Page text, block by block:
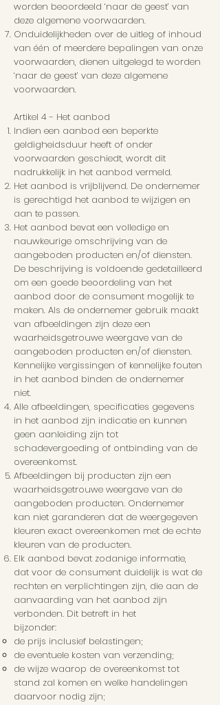
worden beoordeeld ‘naar de geest’ van
deze algemene voorwaarden.
Onduidelijkheden over de uitleg of inhoud
van één of meerdere bepalingen van onze
voorwaarden, dienen uitgelegd te worden
‘naar de geest’ van deze algemene
voorwaarden.
Artikel 4 - Het aanbod
Indien een aanbod een beperkte
geldigheidsduur heeft of onder
voorwaarden geschiedt, wordt dit
nadrukkelijk in het aanbod vermeld.
Het aanbod is vrijblijvend. De ondernemer
is gerechtigd het aanbod te wijzigen en
aan te passen.
Het aanbod bevat een volledige en
nauwkeurige omschrijving van de
aangeboden producten en/of diensten.
De beschrijving is voldoende gedetailleerd
om een goede beoordeling van het
aanbod door de consument mogelijk te
maken. Als de ondernemer gebruik maakt
van afbeeldingen zijn deze een
waarheidsgetrouwe weergave van de
aangeboden producten en/of diensten.
Kennelijke vergissingen of kennelijke fouten
in het aanbod binden de ondernemer
niet.
Alle afbeeldingen, specificaties gegevens
in het aanbod zijn indicatie en kunnen
geen aanleiding zijn tot
schadevergoeding of ontbinding van de
overeenkomst.
Afbeeldingen bij producten zijn een
waarheidsgetrouwe weergave van de
aangeboden producten. Ondernemer
kan niet garanderen dat de weergegeven
kleuren exact overeenkomen met de echte
kleuren van de producten.
Elk aanbod bevat zodanige informatie,
dat voor de consument duidelijk is wat de
rechten en verplichtingen zijn, die aan de
aanvaarding van het aanbod zijn
verbonden. Dit betreft in het
bijzonder:
de prijs inclusief belastingen;
de eventuele kosten van verzending;
de wijze waarop de overeenkomst tot
stand zal komen en welke handelingen
daarvoor nodig zijn;